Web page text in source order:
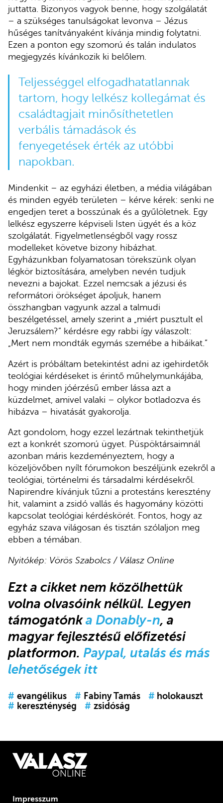
juttatta. Bizonyos vagyok benne, hogy szolgálatát
– a szükséges tanulságokat levonva – Jézus
hűséges tanítványaként kívánja mindig folytatni.
Ezen a ponton egy szomorú és talán indulatos
megjegyzés kívánkozik ki belőlem.
Teljességgel elfogadhatatlannak
tartom, hogy lelkész kollegámat és
családtagjait minősíthetetlen
verbális támadások és
fenyegetések érték az utóbbi
napokban.
Mindenkit – az egyházi életben, a média világában
és minden egyéb területen – kérve kérek: senki ne
engedjen teret a bosszúnak és a gyűlöletnek. Egy
lelkész egyszerre képviseli Isten ügyét és a köz
szolgálatát. Figyelmetlenségből vagy rossz
modelleket követve bizony hibázhat.
Egyházunkban folyamatosan törekszünk olyan
légkör biztosítására, amelyben nevén tudjuk
nevezni a bajokat. Ezzel nemcsak a jézusi és
reformátori örökséget ápoljuk, hanem
összhangban vagyunk azzal a talmudi
beszélgetéssel, amely szerint a „miért pusztult el
Jeruzsálem?” kérdésre egy rabbi így válaszolt:
„Mert nem mondták egymás szemébe a hibáikat.”
Azért is próbáltam betekintést adni az igehirdetők
teológiai kérdéseket is érintő műhelymunkájába,
hogy minden jóérzésű ember lássa azt a
küzdelmet, amivel valaki – olykor botladozva és
hibázva – hivatását gyakorolja.
Azt gondolom, hogy ezzel lezártnak tekinthetjük
ezt a konkrét szomorú ügyet. Püspöktársaimnál
azonban máris kezdeményeztem, hogy a
közeljövőben nyílt fórumokon beszéljünk ezekről a
teológiai, történelmi és társadalmi kérdésekről.
Napirendre kívánjuk tűzni a protestáns keresztény
hit, valamint a zsidó vallás és hagyomány közötti
kapcsolat teológiai kérdéskörét. Fontos, hogy az
egyház szava világosan és tisztán szólaljon meg
ebben a témában.
Nyitókép: Vörös Szabolcs / Válasz Online
Ezt a cikket nem közölhettük
volna olvasóink nélkül. Legyen
támogatónka Donably-n, a
magyar fejlesztésű előfizetési
platformon. Paypal, utalás és más
lehetőségek itt
# evangélikus # Fabiny Tamás # holokauszt
# kereszténység # zsidóság
Impresszum